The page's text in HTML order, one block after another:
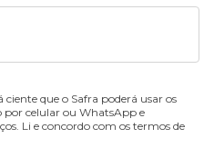
que o Safra poderá usar os
por celular ou WhatsApp e
Li e concordo com os termos de